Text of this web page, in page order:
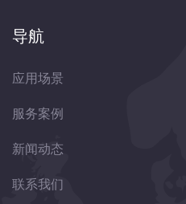
导航
应用场景
服务案例
新闻动态
联系我们